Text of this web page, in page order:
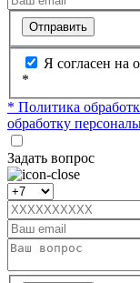
Отправить
Я согласен на
*
* Политика
обработку
Задать вопрос